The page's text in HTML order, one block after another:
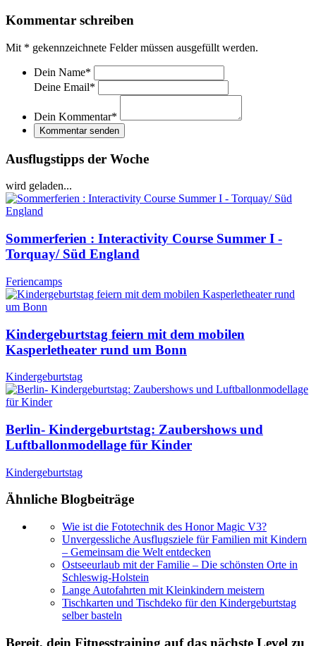
Kommentar schreiben
Mit * gekennzeichnete Felder müssen ausgefüllt werden.
Dein Name*
Deine Email*
Dein Kommentar*
Kommentar senden
Ausflugstipps der Woche
wird geladen...
Sommerferien : Interactivity Course Summer I -
Torquay/ Süd England
Feriencamps
Kindergeburtstag feiern mit dem mobilen
Kasperletheater rund um Bonn
Kindergeburtstag
Berlin- Kindergeburtstag: Zaubershows und
Luftballonmodellage für Kinder
Kindergeburtstag
Ähnliche Blogbeiträge
Wie ist die Fototechnik des Honor Magic V3?
Unvergessliche Ausflugsziele für Familien mit Kindern
– Gemeinsam die Welt entdecken
Ostseeurlaub mit der Familie – Die schönsten Orte in
Schleswig-Holstein
Lange Autofahrten mit Kleinkindern meistern
Tischkarten und Tischdeko für den Kindergeburtstag
selber basteln
Bereit, dein Fitnesstraining auf das nächste Level zu